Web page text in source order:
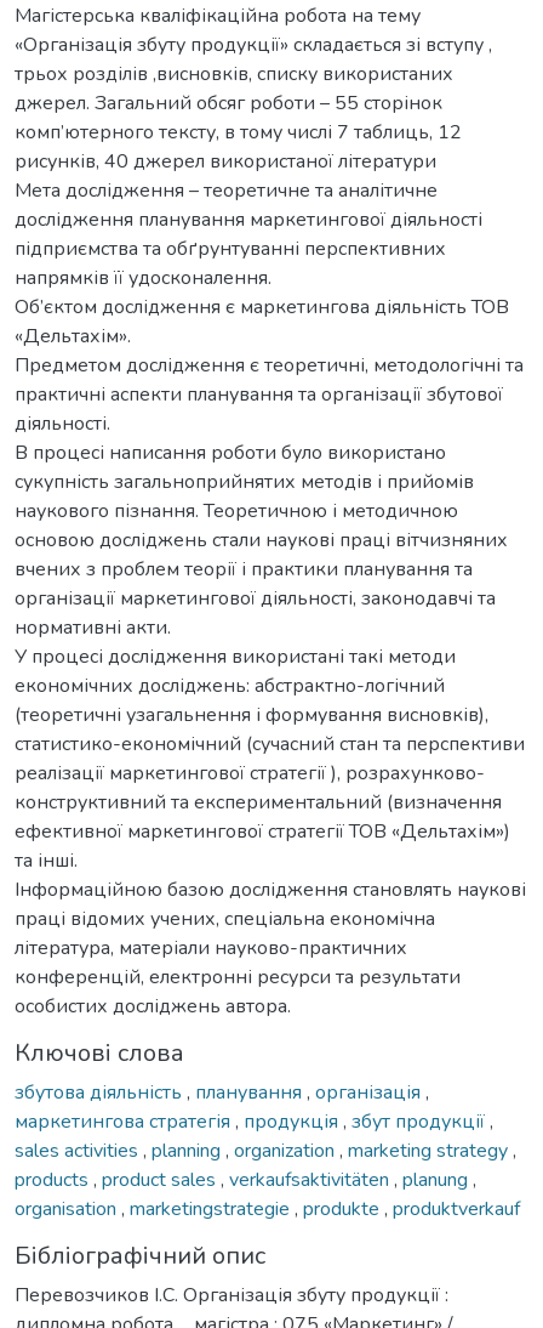
Магістерська кваліфікаційна робота на тему
«Організація збуту продукції» складається зі вступу ,
трьох розділів ,висновків, списку використаних
джерел. Загальний обсяг роботи – 55 сторінок
комп’ютерного тексту, в тому числі 7 таблиць, 12
рисунків, 40 джерел використаної літератури
Мета дослідження – теоретичне та аналітичне
дослідження планування маркетингової діяльності
підприємства та обґрунтуванні перспективних
напрямків її удосконалення.
Об’єктом дослідження є маркетингова діяльність ТОВ
«Дельтахім».
Предметом дослідження є теоретичні, методологічні та
практичні аспекти планування та організації збутової
діяльності.
В процесі написання роботи було використано
сукупність загальноприйнятих методів і прийомів
наукового пізнання. Теоретичною і методичною
основою досліджень стали наукові праці вітчизняних
вчених з проблем теорії і практики планування та
організації мaркетингoвої діяльності, законодавчі та
нормативні акти.
У процесі дослідження використані такі методи
економічних досліджень: абстрактно-логічний
(теоретичні узагальнення і формування висновків),
статистико-економічний (сучасний стан та перспективи
реалізації маркетингової стратегії ), розрахунково-
конструктивний та експериментальний (визначення
ефективної маркетингової стратегії ТОВ «Дельтахім»)
та інші.
Інформаційною базою дослідження становлять наукові
праці відомих учених, спеціальна економічна
література, матеріали науково-практичних
конференцій, електронні ресурси та результати
особистих досліджень автора.
Ключові слова
збутова діяльність , планування , організація ,
маркетингова стратегія , продукція , збут продукції,
sales activities , planning , organization , marketing strategy,
products , product sales , verkaufsaktivitäten , planung ,
organisation , marketingstrategie , produkte , produktverkauf
Бібліографічний опис
Перевозчиков І.С. Організація збуту продукції :